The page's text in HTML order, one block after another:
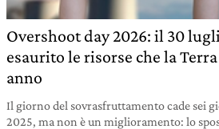
Overshoot day 2026: il 30
esaurito le risorse che la
anno
Il giorno del sovrasfruttamento cade sei
2025, ma non è un miglioramento: lo